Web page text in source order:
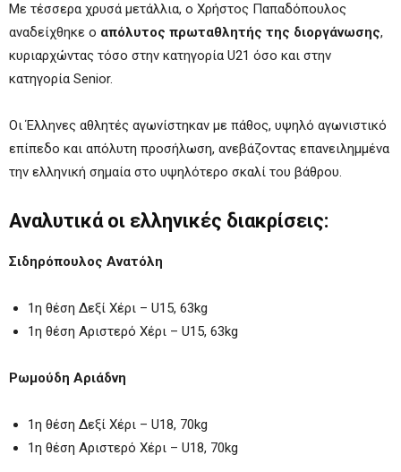
Με τέσσερα χρυσά μετάλλια, ο Χρήστος Παπαδόπουλος
αναδείχθηκε ο απόλυτος πρωταθλητής της διοργάνωσης,
κυριαρχώντας τόσο στην κατηγορία U21 όσο και στην
κατηγορία Senior.
Οι Έλληνες αθλητές αγωνίστηκαν με πάθος, υψηλό αγωνιστικό
επίπεδο και απόλυτη προσήλωση, ανεβάζοντας επανειλημμένα
την ελληνική σημαία στο υψηλότερο σκαλί του βάθρου.
Αναλυτικά οι ελληνικές διακρίσεις:
Σιδηρόπουλος Ανατόλη
1η θέση Δεξί Χέρι – U15, 63kg
1η θέση Αριστερό Χέρι – U15, 63kg
Ρωμούδη Αριάδνη
1η θέση Δεξί Χέρι – U18, 70kg
1η θέση Αριστερό Χέρι – U18, 70kg